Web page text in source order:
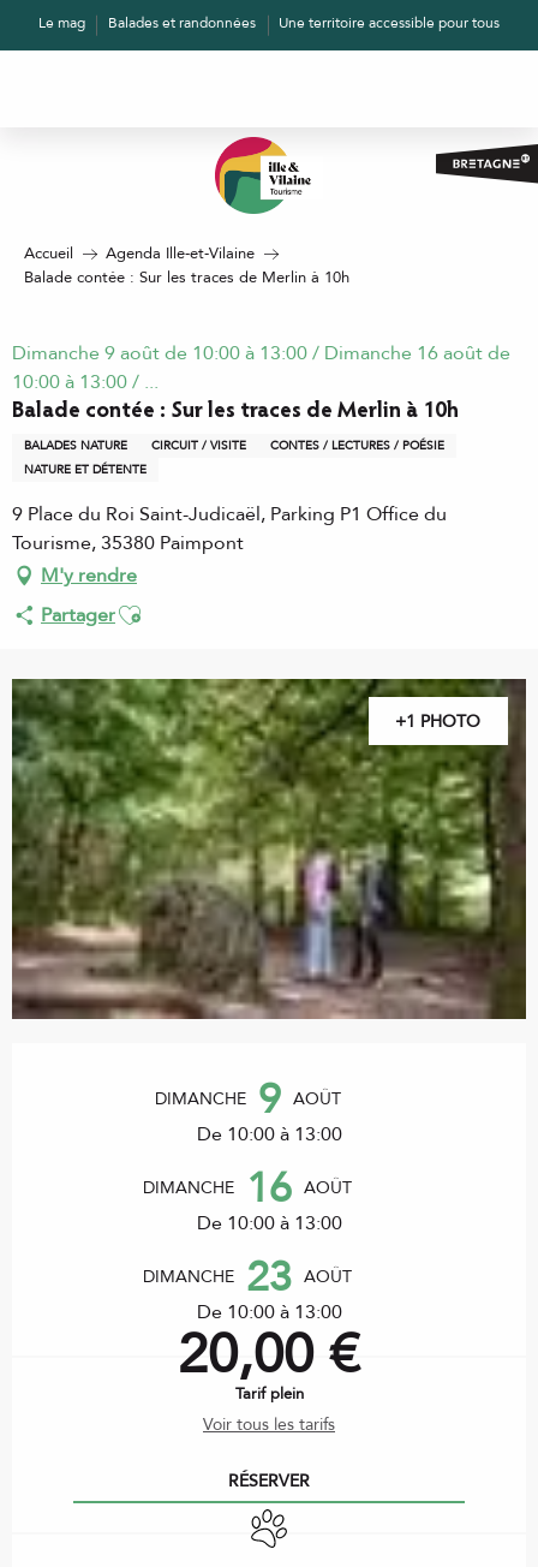
AllerLe mag Balades et randonnées Une territoire accessible pour tous
Accueil
Agenda Ille-et-Vilaine
Balade contée : Sur les traces de Merlin à 10h
Dimanche 9 août de 10:00 à 13:00 / Dimanche 16 août de
10:00 à 13:00 / ...
Balade contée : Sur les traces de Merlin à 10h
BALADES NATURE CIRCUIT / VISITE
CONTES / LECTURES / POÉSIE
NATURE ET DÉTENTE
9 Place du Roi Saint-Judicaël, Parking P1 Office du
Tourisme, 35380 Paimpont
M'y rendre
PartagerAjouter aux favoris
+1 PHOTO
DIMANCHE 9 AOÛT
De 10:00 à 13:00
DIMANCHE 16 AOÛT
De 10:00 à 13:00
DIMANCHE 23 AOÛT
De 10:00 à 13:00
20,00 €
Tarif plein
Voir tous les tarifs
RÉSERVER
Animaux acceptés